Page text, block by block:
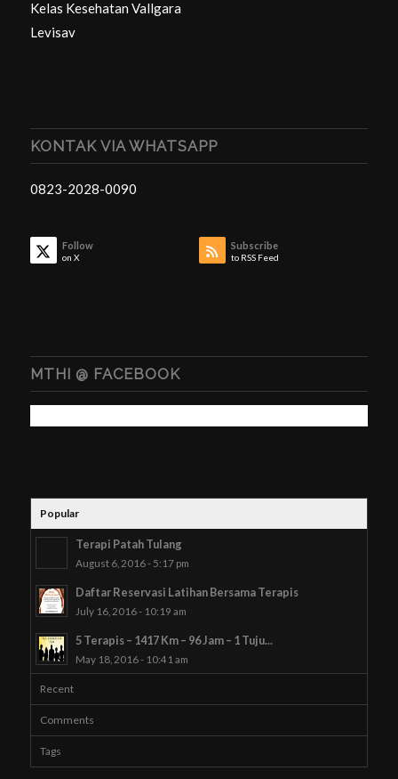
Kelas Kesehatan Vallgara
Levisav
KONTAK VIA WHATSAPP
0823-2028-0090
Follow
on X
Subscribe
to RSS Feed
MTHI @ FACEBOOK
Popular
Terapi Patah Tulang
August 6, 2016 - 5:17 pm
Daftar Reservasi Latihan Bersama Terapis
July 16, 2016 - 10:19 am
5 Terapis – 1417 Km – 96 Jam – 1 Tuju...
May 18, 2016 - 10:41 am
Recent
Comments
Tags